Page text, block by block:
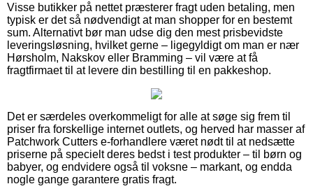
Visse butikker på nettet præsterer fragt uden betaling, men
typisk er det så nødvendigt at man shopper for en bestemt
sum. Alternativt bør man udse dig den mest prisbevidste
leveringsløsning, hvilket gerne – ligegyldigt om man er nær
Hørsholm, Nakskov eller Bramming – vil være at få
fragtfirmaet til at levere din bestilling til en pakkeshop.
Det er særdeles overkommeligt for alle at søge sig frem til
priser fra forskellige internet outlets, og herved har masser af
Patchwork Cutters e-forhandlere været nødt til at nedsætte
priserne på specielt deres bedst i test produkter – til børn og
babyer, og endvidere også til voksne – markant, og endda
nogle gange garantere gratis fragt.